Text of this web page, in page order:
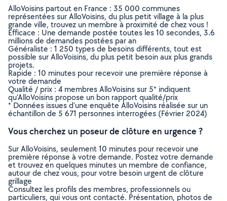
AlloVoisins partout en France : 35 000 communes
représentées sur AlloVoisins, du plus petit village à la plus
grande ville, trouvez un membre à proximité de chez vous !
Efficace : Une demande postée toutes les 10 secondes, 3.6
millions de demandes postées par an
Généraliste : 1 250 types de besoins différents, tout est
possible sur AlloVoisins, du plus petit besoin aux plus grands
projets.
Rapide : 10 minutes pour recevoir une première réponse à
votre demande
Qualité / prix : 4 membres AlloVoisins sur 5* indiquent
qu’AlloVoisins propose un bon rapport qualité/prix
* Données issues d’une enquête AlloVoisins réalisée sur un
échantillon de 5 671 personnes interrogées (Février 2024)
Vous cherchez un poseur de clôture en urgence ?
Sur AlloVoisins, seulement 10 minutes pour recevoir une
première réponse à votre demande. Postez votre demande
et trouvez en quelques minutes un membre de confiance,
autour de chez vous, pour votre besoin urgent de clôture
grillage
Consultez les profils des membres, professionnels ou
particuliers, qui vous ont contacté. Présentation, photos de